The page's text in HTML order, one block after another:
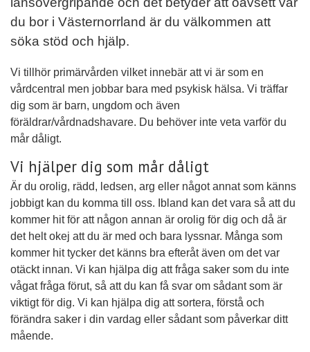
du bor i Västernorrland är du välkommen att
söka stöd och hjälp.
Vi tillhör primärvården vilket innebär att vi är som en
vårdcentral men jobbar bara med psykisk hälsa. Vi träffar
dig som är barn, ungdom och även
föräldrar/vårdnadshavare. Du behöver inte veta varför du
mår dåligt.
Vi hjälper dig som mår dåligt
Är du orolig, rädd, ledsen, arg eller något annat som känns
jobbigt kan du komma till oss. Ibland kan det vara så att du
kommer hit för att någon annan är orolig för dig och då är
det helt okej att du är med och bara lyssnar. Många som
kommer hit tycker det känns bra efteråt även om det var
otäckt innan. Vi kan hjälpa dig att fråga saker som du inte
vågat fråga förut, så att du kan få svar om sådant som är
viktigt för dig. Vi kan hjälpa dig att sortera, förstå och
förändra saker i din vardag eller sådant som påverkar ditt
mående.